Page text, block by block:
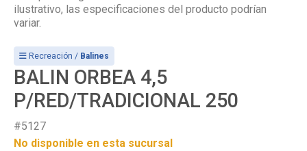
ilustrativo, las especificaciones del producto podrían
variar.
Recreación / Balines
BALIN ORBEA 4,5
P/RED/TRADICIONAL 250
#5127
No disponible en esta sucursal